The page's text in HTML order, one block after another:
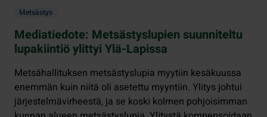
Metsästys
Mediatiedote: Metsästyslupien suunniteltu
lupakiintiö ylittyi Ylä-Lapissa
Metsähallituksen metsästyslupia myytiin kesäkuussa
enemmän kuin niitä oli asetettu myyntiin. Ylitys johtui
järjestelmävirheestä, ja se koski kolmen pohjoisimman